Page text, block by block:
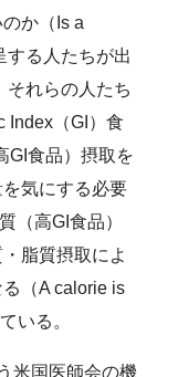
か（Is a
する人たちが出
それらの人たち
Index（GI）食
GI食品）摂取を
気にする必要
（高GI食品）
脂質摂取によ
（A calorie is
いる。
米国医師会の機